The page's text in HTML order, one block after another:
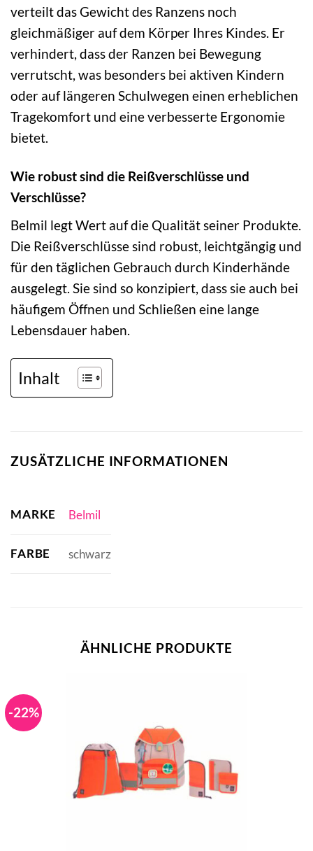
verteilt das Gewicht des Ranzens noch
gleichmäßiger auf dem Körper Ihres Kindes. Er
verhindert, dass der Ranzen bei Bewegung
verrutscht, was besonders bei aktiven Kindern
oder auf längeren Schulwegen einen erheblichen
Tragekomfort und eine verbesserte Ergonomie
bietet.
Wie robust sind die Reißverschlüsse und
Verschlüsse?
Belmil legt Wert auf die Qualität seiner Produkte.
Die Reißverschlüsse sind robust, leichtgängig und
für den täglichen Gebrauch durch Kinderhände
ausgelegt. Sie sind so konzipiert, dass sie auch bei
häufigem Öffnen und Schließen eine lange
Lebensdauer haben.
Inhalt
ZUSÄTZLICHE INFORMATIONEN
MARKE Belmil
FARBE schwarz
ÄHNLICHE PRODUKTE
-22%